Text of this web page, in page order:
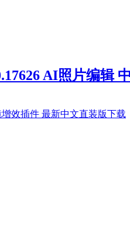
AI照片编辑